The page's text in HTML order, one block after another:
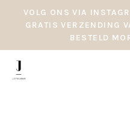
VOLG ONS VIA
GRATIS VERZENDING
BESTELD